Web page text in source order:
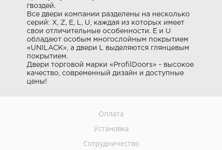
гвоздей.
Все двери компании разделены на несколько
серий: X, Z, E, L, U, каждая из которых имеет
свои отличительные особенности. E и U
обладают особым многослойным покрытием
«UNILACK», а двери L выделяются глянцевым
покрытием.
Двери торговой марки «ProfilDoors» - высокое
качество, современный дизайн и доступные
цены!
Оплата
Установка
Сотрудничество